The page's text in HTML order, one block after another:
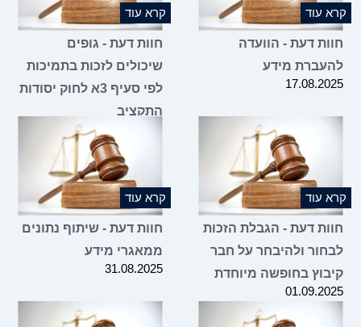
קרא עוד
חוות דעת - הוועדה
להעברת מידע
17.08.2025
קרא עוד
חוות דעת - גופים
שיכולים לזכות בתמיכות
לפי סעיף 3א לחוק יסודות
התקציב
קרא עוד
חוות דעת - הגבלת הזכות
לבחור ולהיבחר על חבר
קיבוץ בחופשה מיוחדת
01.09.2025
קרא עוד
חוות דעת - שיתוף נתונים
ממאגרי מידע
31.08.2025